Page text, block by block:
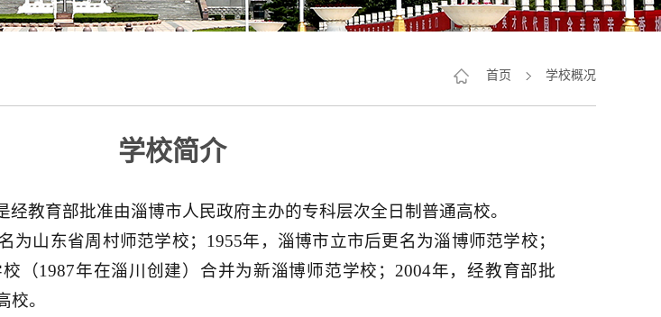
首页 学校概况
学校简介
经教育部批准由淄博市人民政府主办的专科层次全日制普通高校。
为山东省周村师范学校；1955年，淄博市立市后更名为淄博师范学校；
（1987年在淄川创建）合并为新淄博师范学校；2004年，经教育部批
。